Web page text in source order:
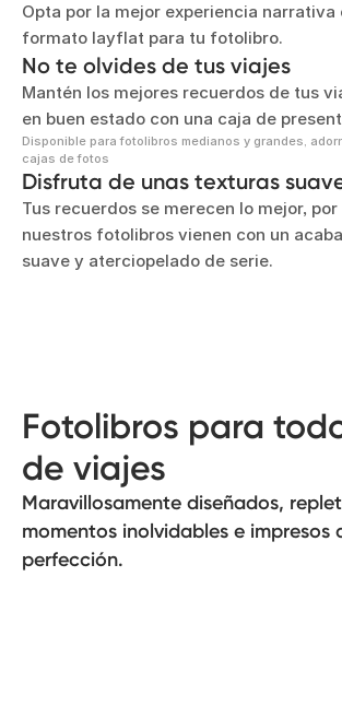
Opta por la mejor experiencia narrativa
formato layflat para tu fotolibro.
No te olvides de tus viajes
Mantén los mejores recuerdos de tus
en buen estado con una caja de
Disponible para fotolibros medianos y grandes,
cajas de fotos
Disfruta de unas texturas
Tus recuerdos se merecen lo mejor,
nuestros fotolibros vienen con un
suave y aterciopelado de serie.
Fotolibros para
de viajes
Maravillosamente diseñados,
momentos inolvidables e impresos
perfección.